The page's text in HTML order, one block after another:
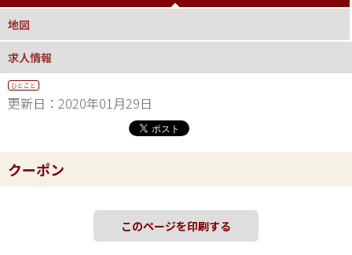
地図
求人情報
ひとこと
更新日：2020年01月29日
クーポン
このページを印刷する